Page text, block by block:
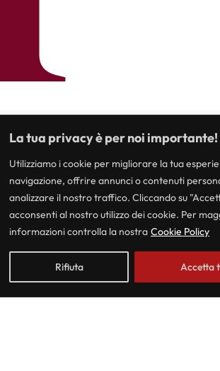
La tua privacy è per noi importante!
Utilizziamo i cookie per migliorare la tua
navigazione, offrire annunci o contenuti
analizzare il nostro traffico. Cliccando su
acconsenti al nostro utilizzo dei cookie. Per
informazioni controlla la nostra Cookie Policy
Rifiuta Accetta